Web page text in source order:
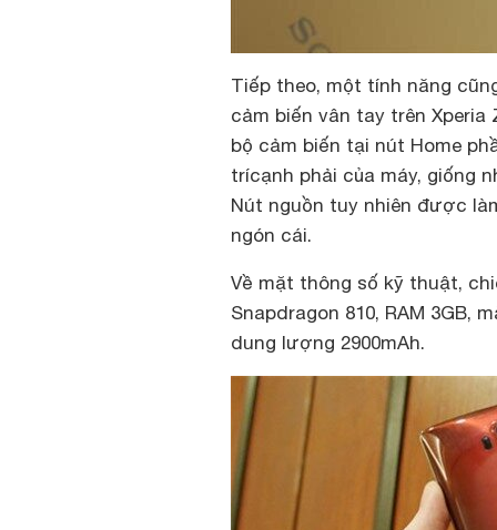
Tiếp theo, một tính năng
cảm biến vân tay trên
bộ cảm biến tại nút Home
trícạnh phải của máy, giống
Nút nguồn tuy nhiên được
ngón cái.
Về mặt thông số kỹ thuật,
Snapdragon 810, RAM 3GB,
dung lượng 2900mAh.